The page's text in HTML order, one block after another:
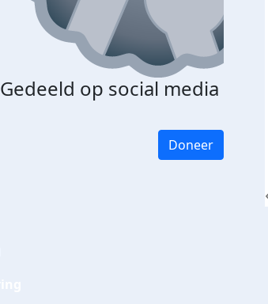
Gedeeld op social media
Doneer